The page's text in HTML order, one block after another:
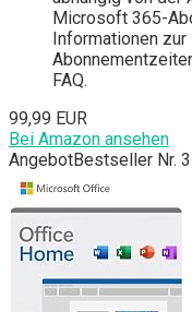
Microsoft 365-
Informationen
FAQ.
99,99 EUR
Bei Amazon ansehen
AngebotBestseller Nr. 3